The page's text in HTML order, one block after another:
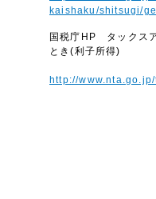
kaishaku/shitsugi/
国税庁HP タックス
とき(利子所得)
http://